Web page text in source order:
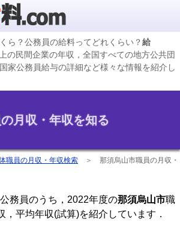
検索
の状況
ら？公務員の給料ってどれくらい？給
の民間企業の年収，全国すべての地方公共団
家公務員給与の詳細など様々な情報を紹介し
月収・年収を知る
職員の月収・年収検索 ＞ 那須烏山市職員の月収・
務員のうち，2022年度の那須烏山市職
，平均年収(試算)を紹介しています．